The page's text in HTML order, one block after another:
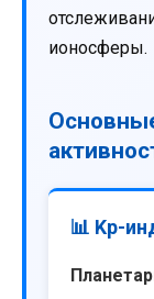
ионосферы.
📊 Kp-